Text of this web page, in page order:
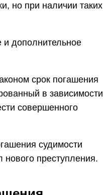
но при наличии таких
дополнительное
срок погашения
в зависимости
совершенного
судимости
преступления.